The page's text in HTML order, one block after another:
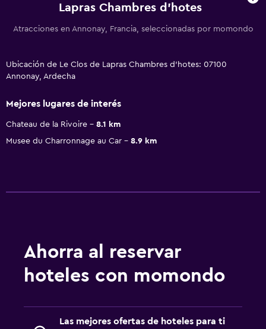
Lapras Chambres d'hotes
Atracciones en Annonay, Francia, seleccionadas por momondo
Ubicación de Le Clos de Lapras Chambres d'hotes: 07100
Annonay, Ardecha
Mejores lugares de interés
Chateau de la Rivoire
8.1 km
Musee du Charronnage au Car
8.9 km
Ahorra al reservar
hoteles con momondo
Las mejores ofertas de hoteles para ti